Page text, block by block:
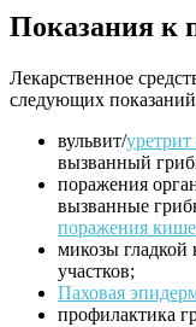
Показания к
Лекарственное
следующих
вульвит/
вызванный
поражения
вызванные
поражения
микозы
участков;
Паховая
профилактика